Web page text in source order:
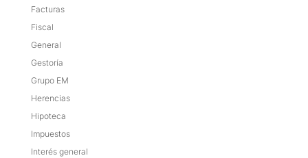
Facturas
Fiscal
General
Gestoría
Grupo EM
Herencias
Hipoteca
Impuestos
Interés general